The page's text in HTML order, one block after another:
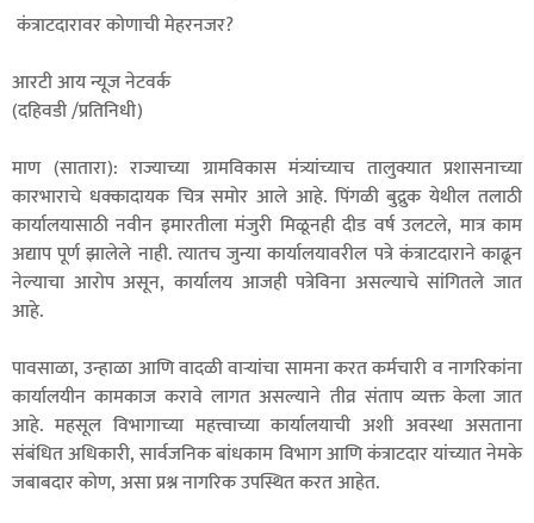
कंत्राटदारावर कोणाची मेहरनजर?
आरटी आय न्यूज नेटवर्क
(दहिवडी /प्रतिनिधी)
माण (सातारा): राज्याच्या ग्रामविकास मंत्र्यांच्याच तालुक्यात प्रशासनाच्या
कारभाराचे धक्कादायक चित्र समोर आले आहे. पिंगळी बुद्रुक येथील तलाठी
कार्यालयासाठी नवीन इमारतीला मंजुरी मिळूनही दीड वर्ष उलटले, मात्र काम
अद्याप पूर्ण झालेले नाही. त्यातच जुन्या कार्यालयावरील पत्रे कंत्राटदाराने काढून
नेल्याचा आरोप असून, कार्यालय आजही पत्रेविना असल्याचे सांगितले जात
आहे.
पावसाळा, उन्हाळा आणि वादळी वाऱ्यांचा सामना करत कर्मचारी व नागरिकांना
कार्यालयीन कामकाज करावे लागत असल्याने तीव्र संताप व्यक्त केला जात
आहे. महसूल विभागाच्या महत्त्वाच्या कार्यालयाची अशी अवस्था असताना
संबंधित अधिकारी, सार्वजनिक बांधकाम विभाग आणि कंत्राटदार यांच्यात नेमके
जबाबदार कोण, असा प्रश्न नागरिक उपस्थित करत आहेत.